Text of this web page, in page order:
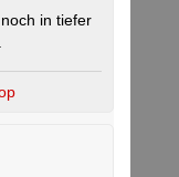
in tiefer